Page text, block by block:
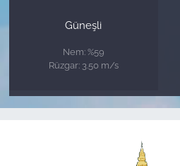
Güneşli
Nem: %59
Rüzgar: 3.50 m/s